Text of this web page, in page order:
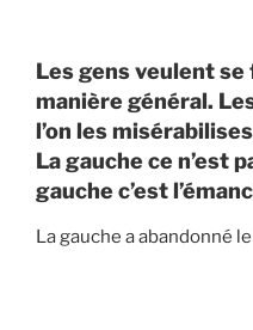
Les gens veulent
manière général.
l’on les
La gauche ce n’est
gauche c’est
La gauche a abandonné